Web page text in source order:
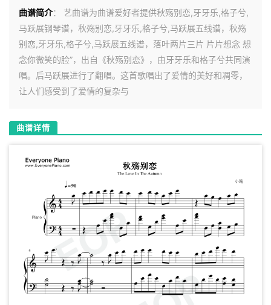
曲谱简介： 艺曲谱为曲谱爱好者提供秋殇别恋,牙牙乐,格子兮,
马跃展钢琴谱，秋殇别恋,牙牙乐,格子兮,马跃展五线谱，秋殇
别恋,牙牙乐,格子兮,马跃展五线谱，落叶两片三片 片片想念 想
念你微笑的脸”，出自《秋殇别恋》，由牙牙乐和格子兮共同演
唱。后马跃展进行了翻唱。这首歌唱出了爱情的美好和凋零，
让人们感受到了爱情的复杂与
曲谱详情